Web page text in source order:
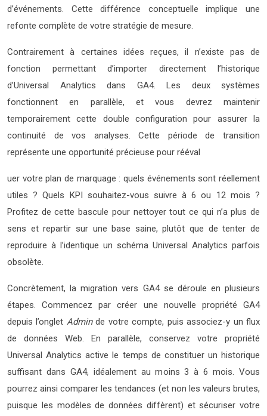
d’événements. Cette différence conceptuelle implique une
refonte complète de votre stratégie de mesure.
Contrairement à certaines idées reçues, il n’existe pas de
fonction permettant d’importer directement l’historique
d’Universal Analytics dans GA4. Les deux systèmes
fonctionnent en parallèle, et vous devrez maintenir
temporairement cette double configuration pour assurer la
continuité de vos analyses. Cette période de transition
représente une opportunité précieuse pour rééval
uer votre plan de marquage : quels événements sont réellement
utiles ? Quels KPI souhaitez-vous suivre à 6 ou 12 mois ?
Profitez de cette bascule pour nettoyer tout ce qui n’a plus de
sens et repartir sur une base saine, plutôt que de tenter de
reproduire à l’identique un schéma Universal Analytics parfois
obsolète.
Concrètement, la migration vers GA4 se déroule en plusieurs
étapes. Commencez par créer une nouvelle propriété GA4
depuis l’onglet Adminde votre compte, puis associez-y un flux
de données Web. En parallèle, conservez votre propriété
Universal Analytics active le temps de constituer un historique
suffisant dans GA4, idéalement au moins 3 à 6 mois. Vous
pourrez ainsi comparer les tendances (et non les valeurs brutes,
puisque les modèles de données diffèrent) et sécuriser votre